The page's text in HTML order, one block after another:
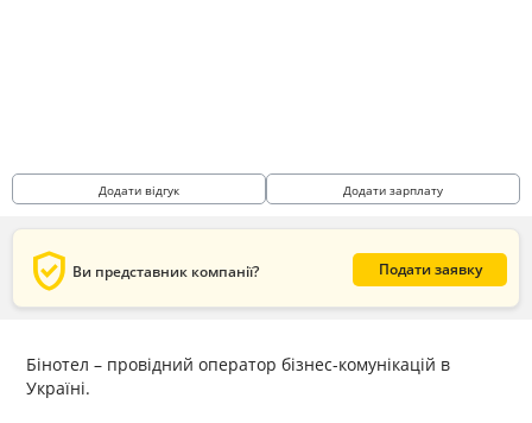
Додати відгук Додати зарплату
verified_user Ви представник компанії? Подати заявку
Бінотел – провідний оператор бізнес-комунікацій в
Україні.